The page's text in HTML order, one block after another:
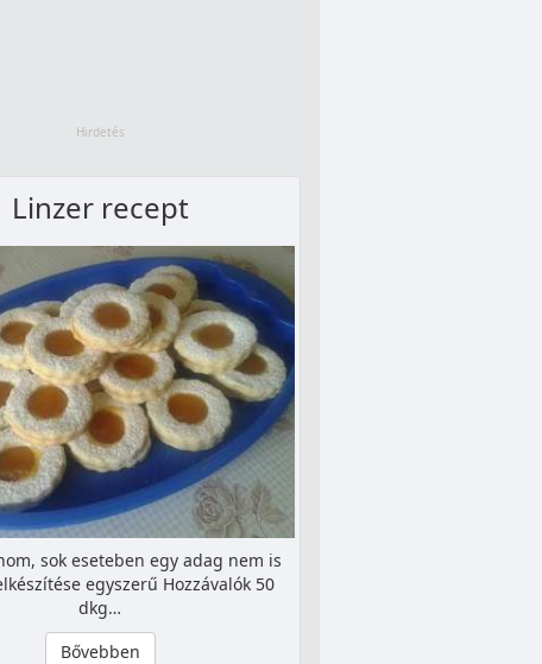
Linzer recept
sok eseteben egy adag nem is
egyszerű Hozzávalók 50
dkg…
Bővebben